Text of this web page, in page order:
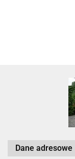
Dane adresowe